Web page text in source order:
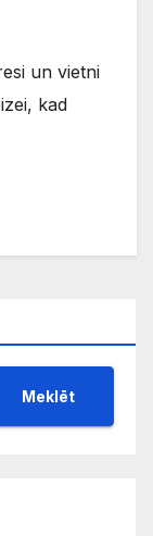
un vietni
kad
Meklēt